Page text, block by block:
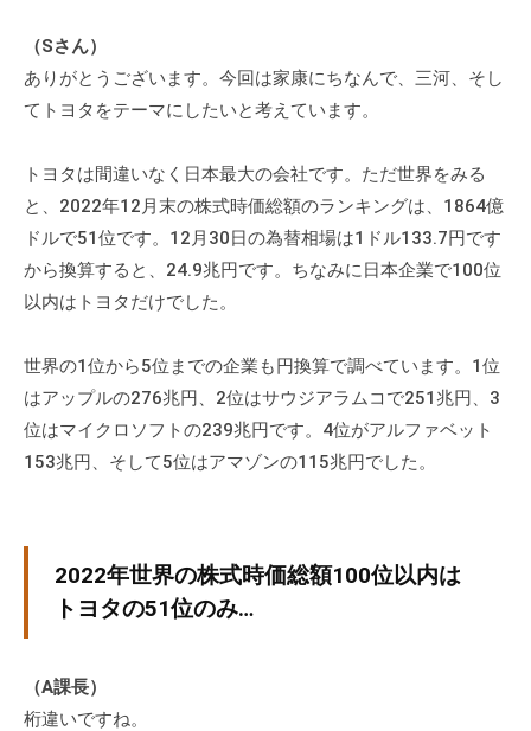
中
小
企
の
方
、
コ
チ
ン
グ
に
る
は
気
（Sさん）
ありがとうございます。今回は家康にちなんで、三河、そし
てトヨタをテーマにしたいと考えています。
トヨタは間違いなく日本最大の会社です。ただ世界をみる
と、2022年12月末の株式時価総額のランキングは、1864億
ドルで51位です。12月30日の為替相場は1ドル133.7円です
から換算すると、24.9兆円です。ちなみに日本企業で100位
以内はトヨタだけでした。
世界の1位から5位までの企業も円換算で調べています。1位
はアップルの276兆円、2位はサウジアラムコで251兆円、3
位はマイクロソフトの239兆円です。4位がアルファベット
153兆円、そして5位はアマゾンの115兆円でした。
2022年世界の株式時価総額100位以内は
トヨタの51位のみ…
（A課長）
桁違いですね。